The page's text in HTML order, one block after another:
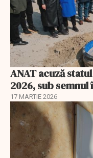
ANAT acuză
2026, sub
17 MARTIE 2026